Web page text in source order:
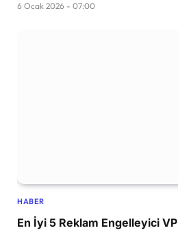
6 Ocak 2026 - 07:00
HABER
En İyi 5 Reklam Engelleyici